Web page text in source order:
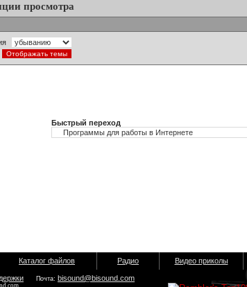
просмотра
Быстрый переход
Каталог файлов Радио Видео приколы
Почта: bisound@bisound.com